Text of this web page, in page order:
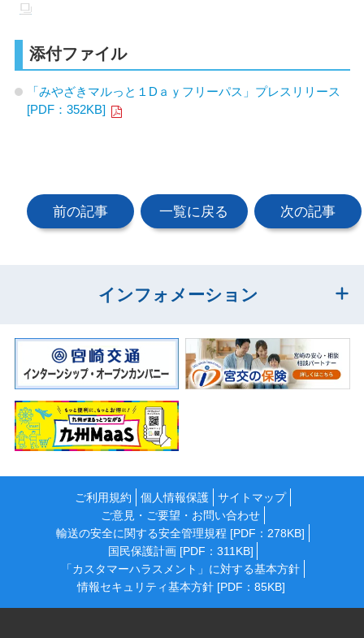
添付ファイル
「みやざきマルっと１Dａｙフリーパス」プレスリリース
[PDF：352KB]
前の記事 一覧に戻る 次の記事
インフォメーション
ご利用規約 個人情報保護
サイトマップ
ご意見・ご要望・お問い合わせ
輸送の安全に関する安全管理規程 [PDF：278KB]
国民保護計画 [PDF：311KB]
「カスタマーハラスメント」に対する基本方針
情報セキュリティ基本方針 [PDF：85KB]